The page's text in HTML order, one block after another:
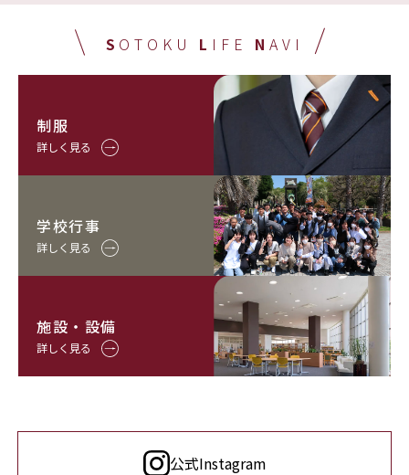
S OTOKU L IFE NAVI
制服
詳しく見る
学校行事
詳しく見る
施設・設備
詳しく見る
公式Instagram